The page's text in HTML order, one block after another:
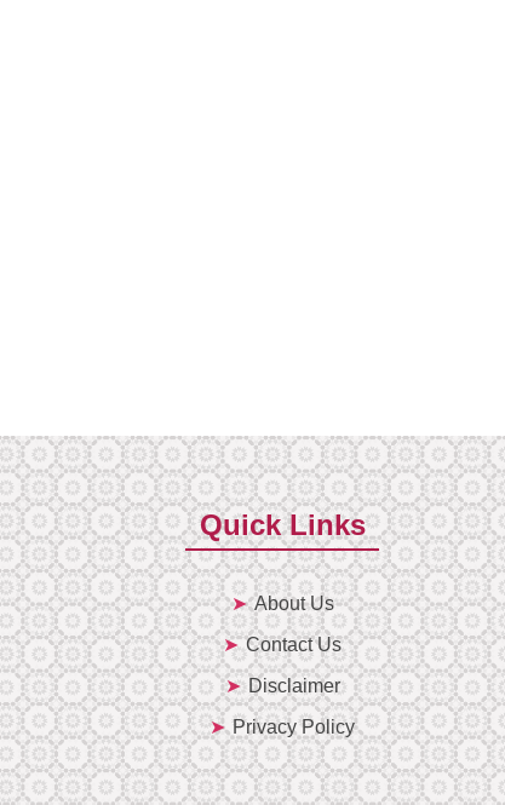
Quick Links
About Us
Contact Us
Disclaimer
Privacy Policy